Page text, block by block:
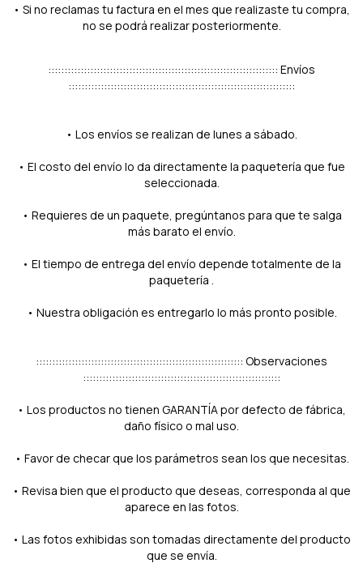
• Si no reclamas tu factura en el mes que realizaste tu compra,
no se podrá realizar posteriormente.
::::::::::::::::::::::::::::::::::::::::::::::::::::::::::::::::::::::: Envíos
::::::::::::::::::::::::::::::::::::::::::::::::::::::::::::::::::::::
• Los envíos se realizan de lunes a sábado.
• El costo del envío lo da directamente la paquetería que fue
seleccionada.
• Requieres de un paquete, pregúntanos para que te salga
más barato el envío.
• El tiempo de entrega del envío depende totalmente de la
paquetería .
• Nuestra obligación es entregarlo lo más pronto posible.
:::::::::::::::::::::::::::::::::::::::::::::::::::::::::::::::: Observaciones
:::::::::::::::::::::::::::::::::::::::::::::::::::::::::::::
• Los productos no tienen GARANTÍA por defecto de fábrica,
daño físico o mal uso.
• Favor de checar que los parámetros sean los que necesitas.
• Revisa bien que el producto que deseas, corresponda al que
aparece en las fotos.
• Las fotos exhibidas son tomadas directamente del producto
que se envía.